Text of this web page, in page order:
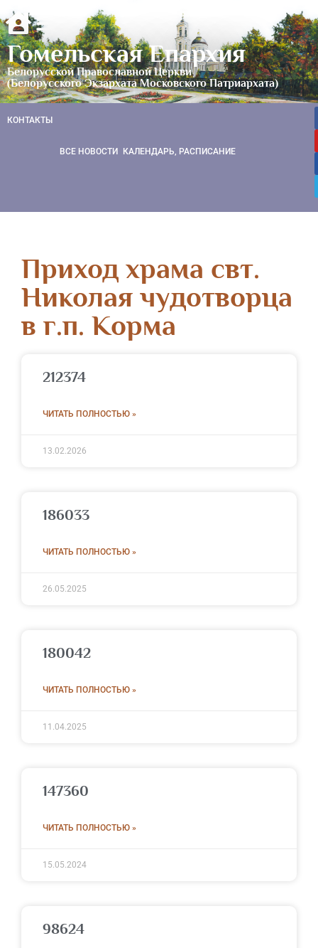
Гомельская Епархия
Белорусской Православной Церкви
(Белорусского Экзархата Московского Патриархата)
КОНТАКТЫ
ВСЕ НОВОСТИ КАЛЕНДАРЬ, РАСПИСАНИЕ
Приход храма свт.
Николая чудотворца
в г.п. Корма
212374
ЧИТАТЬ ПОЛНОСТЬЮ »
13.02.2026
186033
ЧИТАТЬ ПОЛНОСТЬЮ »
26.05.2025
180042
ЧИТАТЬ ПОЛНОСТЬЮ »
11.04.2025
147360
ЧИТАТЬ ПОЛНОСТЬЮ »
15.05.2024
98624